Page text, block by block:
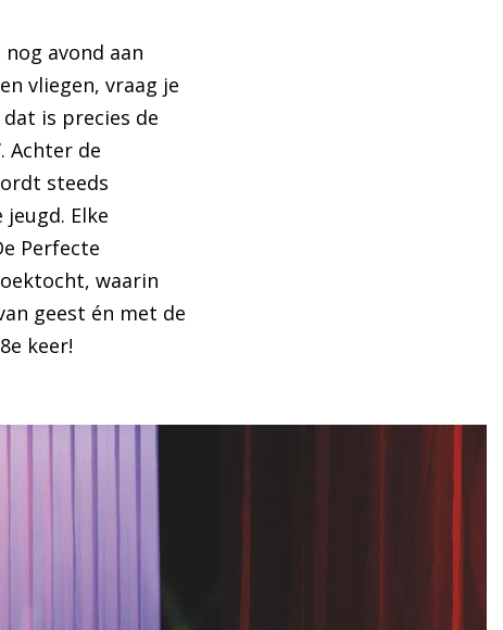
avond aan
vliegen, vraag je
is precies de
Achter de
steeds
Elke
Perfecte
waarin
geest én met de
keer!